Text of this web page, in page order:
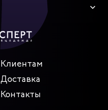
Клиентам
Доставка
Контакты